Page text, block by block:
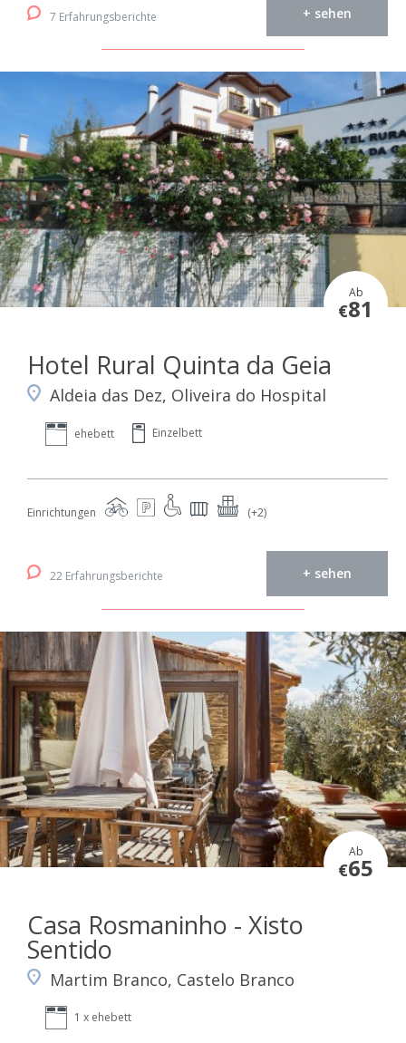
7 Erfahrungsberichte + sehen
Ab
€81
Hotel Rural Quinta da Geia
Aldeia das Dez, Oliveira do Hospital
ehebett Einzelbett
Einrichtungen (+2)
22 Erfahrungsberichte + sehen
Ab
€65
Casa Rosmaninho - Xisto
Sentido
Martim Branco, Castelo Branco
1 x ehebett